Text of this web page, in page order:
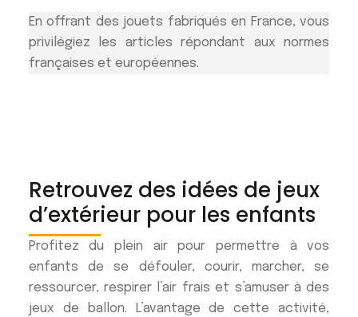
En offrant des jouets fabriqués en France, vous
privilégiez les articles répondant aux normes
françaises et européennes.
Retrouvez des idées de jeux
d’extérieur pour les enfants
Profitez du plein air pour permettre à vos
enfants de se défouler, courir, marcher, se
ressourcer, respirer l’air frais et s’amuser à des
jeux de ballon. L’avantage de cette activité,